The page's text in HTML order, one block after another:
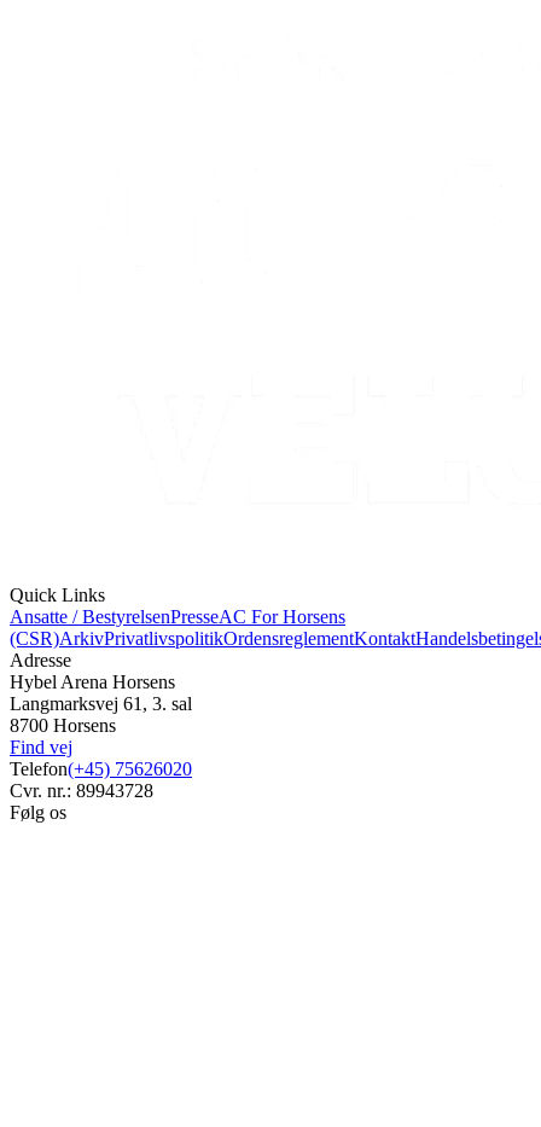
Quick Links
Ansatte / BestyrelsenPresseAC For Horsens
(CSR)ArkivPrivatlivspolitikOrdensreglementKontakt
Adresse
Hybel Arena Horsens
Langmarksvej 61, 3. sal
8700 Horsens
Find vej
Telefon(+45) 75626020
Cvr. nr.: 89943728
Følg os